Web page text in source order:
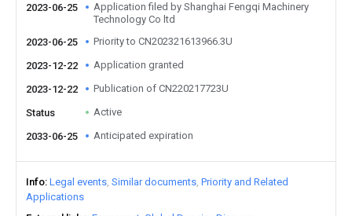
2023-06-25
Application filed by Shanghai Fengqi Machinery
Technology Co ltd
2023-06-25
Priority to CN202321613966.3U
2023-12-22 Application granted
2023-12-22 Publication of CN220217723U
Status Active
2033-06-25 Anticipated expiration
Info Legal events Similar documents Priority and Related
Applications